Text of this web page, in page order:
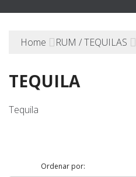
Home RUM / TEQUILAS
TEQUILA
Tequila
Ordenar por: